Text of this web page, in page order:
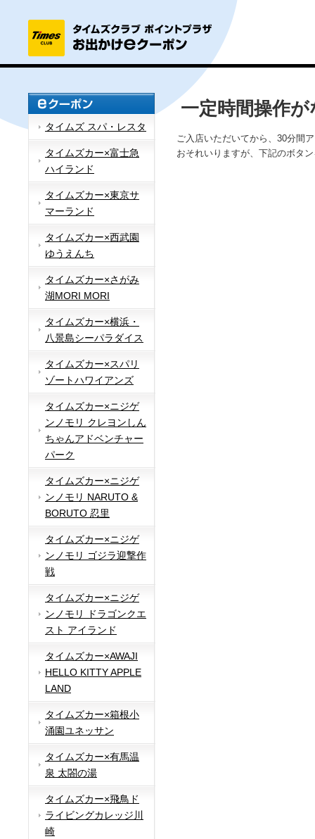
タイムズ スパ・レスタ
タイムズカー×富士急
ハイランド
タイムズカー×東京サ
マーランド
タイムズカー×西武園
ゆうえんち
タイムズカー×さがみ
湖MORI MORI
タイムズカー×横浜・
八景島シーパラダイス
タイムズカー×スパリ
ゾートハワイアンズ
タイムズカー×ニジゲ
ンノモリ クレヨンしん
ちゃんアドベンチャー
パーク
タイムズカー×ニジゲ
ンノモリ NARUTO &
BORUTO 忍里
タイムズカー×ニジゲ
ンノモリ ゴジラ迎撃作
戦
タイムズカー×ニジゲ
ンノモリ ドラゴンクエ
スト アイランド
タイムズカー×AWAJI
HELLO KITTY APPLE
LAND
タイムズカー×箱根小
涌園ユネッサン
タイムズカー×有馬温
泉 太閤の湯
タイムズカー×飛鳥ド
ライビングカレッジ川
崎
一定時間操作
ご入店いただいてから、30分間
おそれいりますが、下記のボタ